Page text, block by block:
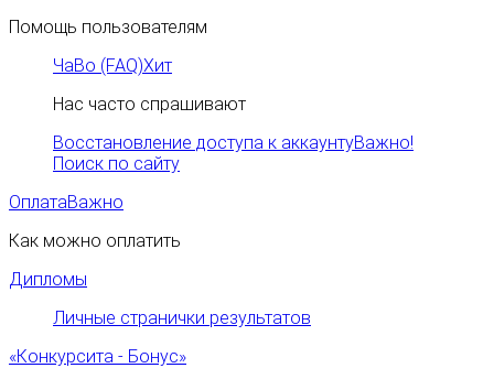
Помощь пользователям
ЧаВо (FAQ)Хит
Нас часто спрашивают
Восстановление доступа к аккаунтуВажно!
Поиск по сайту
ОплатаВажно
Как можно оплатить
Дипломы
Личные странички результатов
«Конкурсита - Бонус»